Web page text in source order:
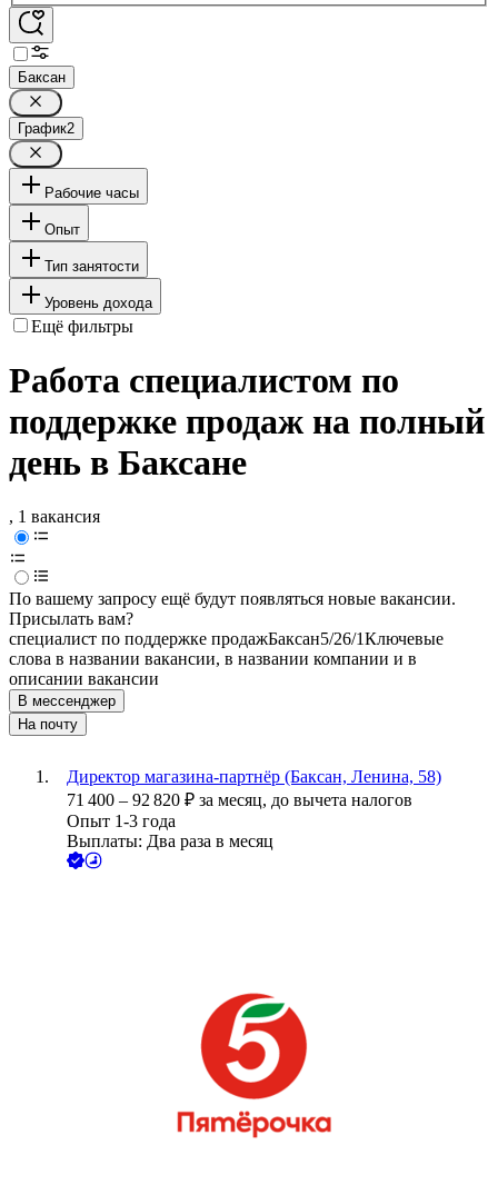
Баксан
График2
Рабочие часы
Опыт
Тип занятости
Уровень дохода
Ещё фильтры
Работа специалистом по
поддержке продаж на полный
день в Баксане
, 1 вакансия
По вашему запросу ещё будут появляться новые вакансии.
Присылать вам?
специалист по поддержке продажБаксан5/26/1Ключевые
слова в названии вакансии, в названии компании и в
описании вакансии
В мессенджер
На почту
Директор магазина-партнёр (Баксан, Ленина, 58)
71 400 – 92 820 ₽ за месяц, до вычета налогов
Опыт 1-3 года
Выплаты: Два раза в месяц